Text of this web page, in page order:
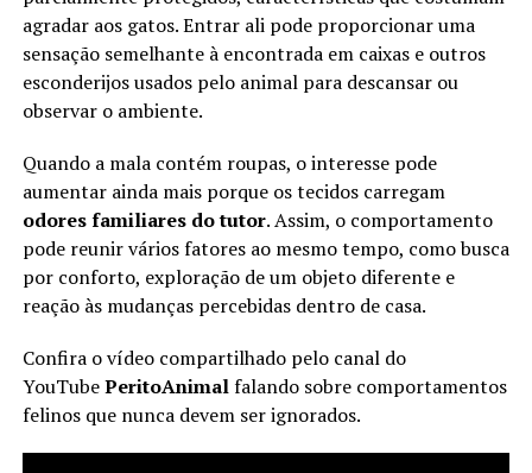
agradar aos gatos. Entrar ali pode proporcionar uma
sensação semelhante à encontrada em caixas e outros
esconderijos usados pelo animal para descansar ou
observar o ambiente.
Quando a mala contém roupas, o interesse pode
aumentar ainda mais porque os tecidos carregam
odores familiares do tutor. Assim, o comportamento
pode reunir vários fatores ao mesmo tempo, como busca
por conforto, exploração de um objeto diferente e
reação às mudanças percebidas dentro de casa.
Confira o vídeo compartilhado pelo canal do
YouTubePeritoAnimalfalando sobre comportamentos
felinos que nunca devem ser ignorados.